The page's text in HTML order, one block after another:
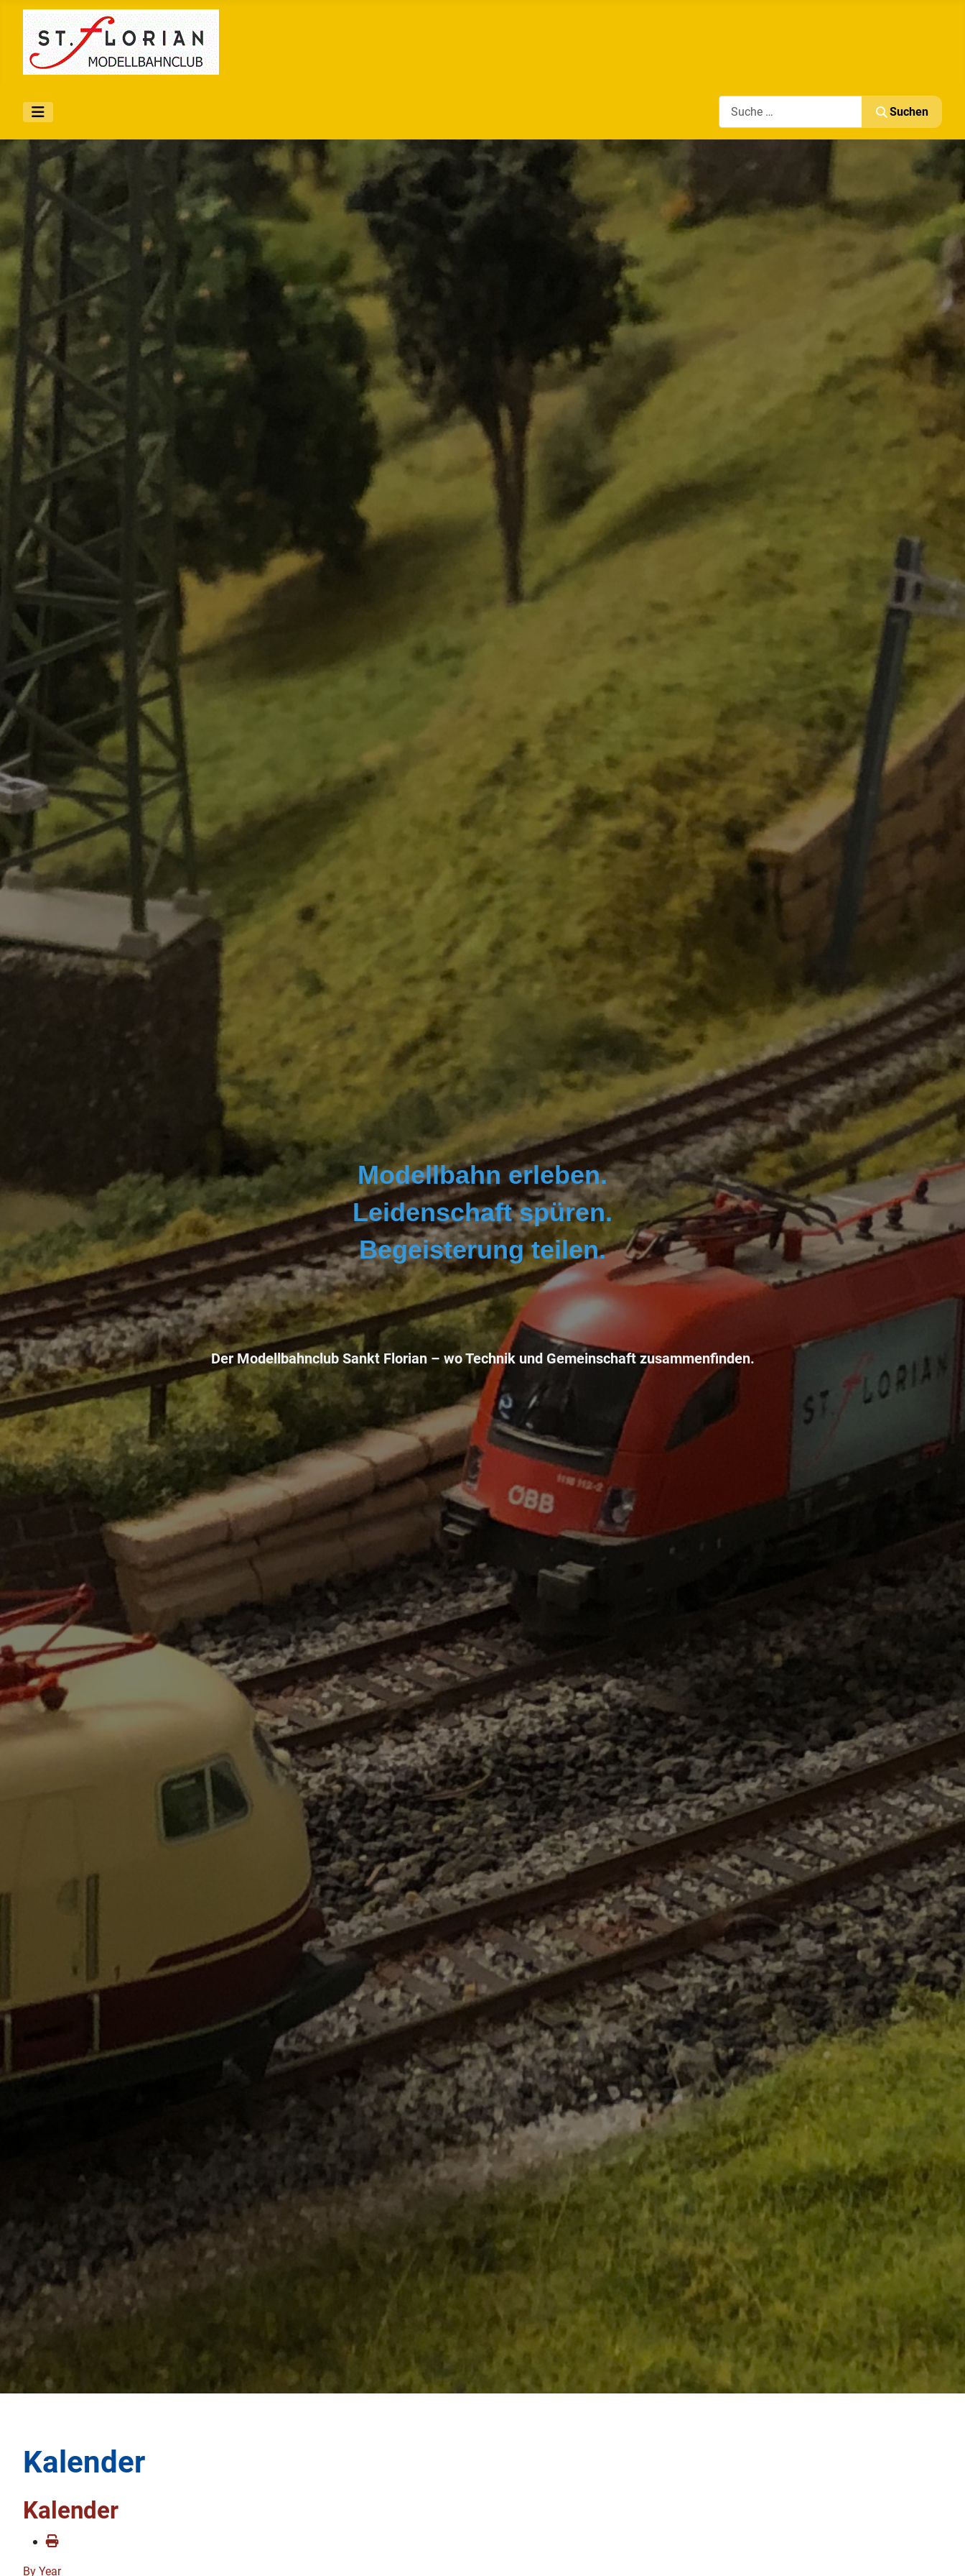
Search
Suchen
Modellbahn erleben.
Leidenschaft spüren.
Begeisterung teilen.
Der Modellbahnclub Sankt Florian –wo Technik und Gemeinschaft zusammenfinden.
Kalender
Kalender
By Year